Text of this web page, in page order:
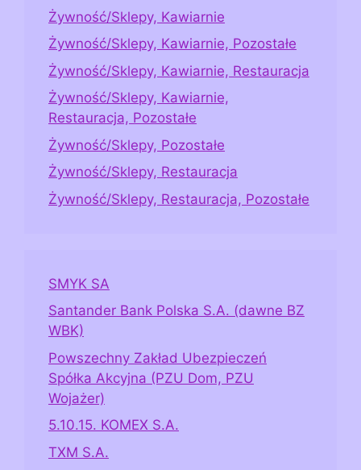
Żywność/Sklepy, Kawiarnie
Żywność/Sklepy, Kawiarnie, Pozostałe
Żywność/Sklepy, Kawiarnie, Restauracja
Żywność/Sklepy, Kawiarnie,
Restauracja, Pozostałe
Żywność/Sklepy, Pozostałe
Żywność/Sklepy, Restauracja
Żywność/Sklepy, Restauracja, Pozostałe
SMYK SA
Santander Bank Polska S.A. (dawne BZ
WBK)
Powszechny Zakład Ubezpieczeń
Spółka Akcyjna (PZU Dom, PZU
Wojażer)
5.10.15. KOMEX S.A.
TXM S.A.